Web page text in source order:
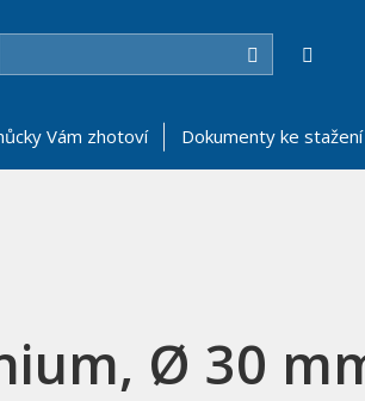
Hledat
Vám zhotoví Dokumenty ke stažení
Ø 30